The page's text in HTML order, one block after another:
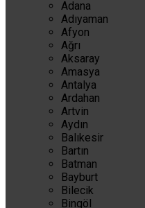
Adana
Adıyaman
Afyon
Ağrı
Aksaray
Amasya
Antalya
Ardahan
Artvin
Aydın
Balıkesir
Bartın
Batman
Bayburt
Bilecik
Bingöl